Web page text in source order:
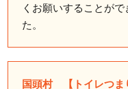
くお願いすることが
た。
国頭村 【トイレつま